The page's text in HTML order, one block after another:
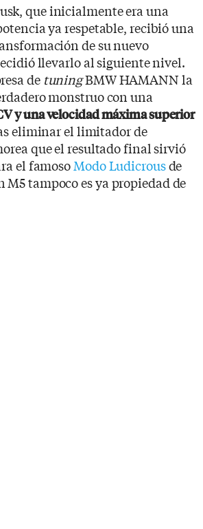
que inicialmente era una
ya respetable, recibió una
de su nuevo
llevarlo al siguiente nivel.
de tuningBMW HAMANN la
monstruo con una
y una velocidad máxima superior
eliminar el limitador de
que el resultado final sirvió
el famosoModo Ludicrousde
M5 tampoco es ya propiedad de